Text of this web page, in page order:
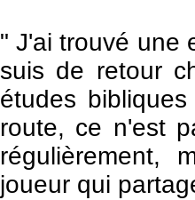
" J'ai trouvé une
suis de retour
études
route, ce n'est
régulièrement,
joueur qui